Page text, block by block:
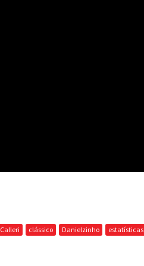
Calleri clássico Danielzinho estatísticas